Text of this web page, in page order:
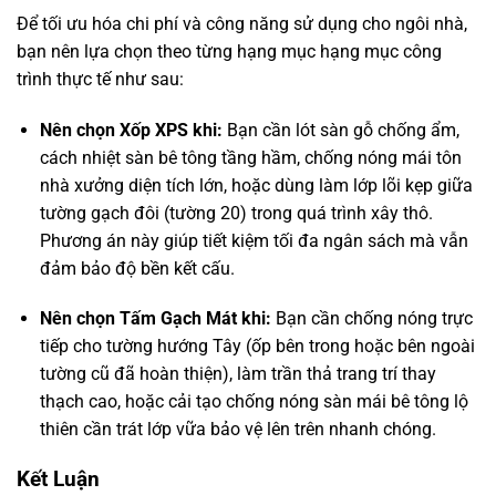
Để tối ưu hóa chi phí và công năng sử dụng cho ngôi nhà,
bạn nên lựa chọn theo từng hạng mục hạng mục công
trình thực tế như sau:
Nên chọn Xốp XPS khi: Bạn cần lót sàn gỗ chống ẩm,
cách nhiệt sàn bê tông tầng hầm, chống nóng mái tôn
nhà xưởng diện tích lớn, hoặc dùng làm lớp lõi kẹp giữa
tường gạch đôi (tường 20) trong quá trình xây thô.
Phương án này giúp tiết kiệm tối đa ngân sách mà vẫn
đảm bảo độ bền kết cấu.
Nên chọn Tấm Gạch Mát khi: Bạn cần chống nóng trực
tiếp cho tường hướng Tây (ốp bên trong hoặc bên ngoài
tường cũ đã hoàn thiện), làm trần thả trang trí thay
thạch cao, hoặc cải tạo chống nóng sàn mái bê tông lộ
thiên cần trát lớp vữa bảo vệ lên trên nhanh chóng.
Kết Luận